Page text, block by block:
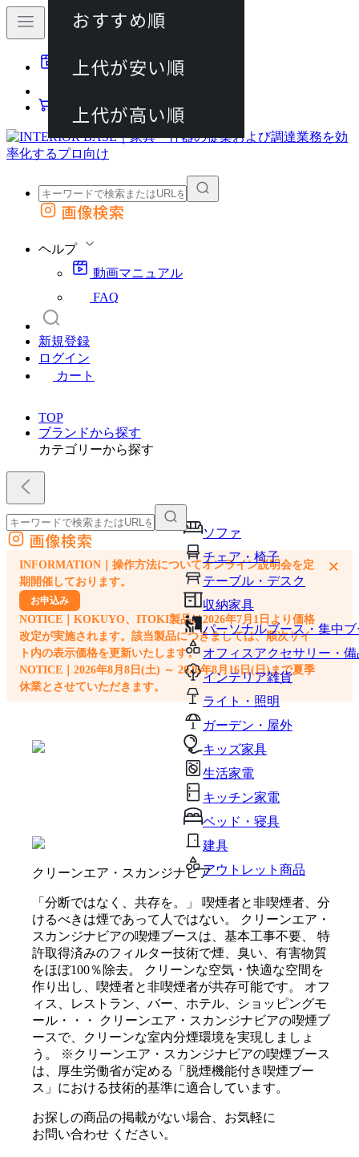
動画マニュアル
カート
外部サイトの商品をカートに追加
画像検索
ヘルプ
動画マニュアル
FAQ
新規登録
ログイン
カート
TOP
ブランドから探す
カテゴリーから探す
ソファ
チェア・椅子
テーブル・デスク
収納家具
パーソナルブース・集中
オフィスアクセサリー・備
インテリア雑貨
ライト・照明
ガーデン・屋外
キッズ家具
生活家電
キッチン家電
ベッド・寝具
建具
アウトレット商品
外部サイトの商品をカートに追加
他のサイトで見つけた商品ページのURLを貼り付けて、カートに追加できます
画像検索
INFORMATION｜操作方法についてオンライン説明会を定
期開催しております。
お申込み
NOTICE｜KOKUYO、ITOKI製品は2026年7月1日より価格
改定が実施されます。該当製品につきましては、順次サイ
ト内の表示価格を更新いたします。
NOTICE｜2026年8月8日(土) ～ 2026年8月16日(日)まで夏季
休業とさせていただきます。
×
クリーンエア・スカンジナビア
「分断ではなく、共存を。」 喫煙者と非喫煙者、分
けるべきは煙であって人ではない。 クリーンエア・
スカンジナビアの喫煙ブースは、基本工事不要、 特
許取得済みのフィルター技術で煙、臭い、有害物質
をほぼ100％除去。 クリーンな空気・快適な空間を
作り出し、喫煙者と非喫煙者が共存可能です。 オフ
ィス、レストラン、バー、ホテル、ショッピングモ
ール・・・ クリーンエア・スカンジナビアの喫煙ブ
ースで、クリーンな室内分煙環境を実現しましょ
う。 ※クリーンエア・スカンジナビアの喫煙ブース
は、厚生労働省が定める「脱煙機能付き喫煙ブー
ス」における技術的基準に適合しています。
お探しの商品の掲載がない場合、お気軽に
お問い合わせ ください。
おすすめ順
上代が安い順
上代が高い順